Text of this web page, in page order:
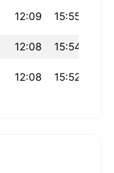
12:09 15:55
12:08 15:54
12:08 15:52